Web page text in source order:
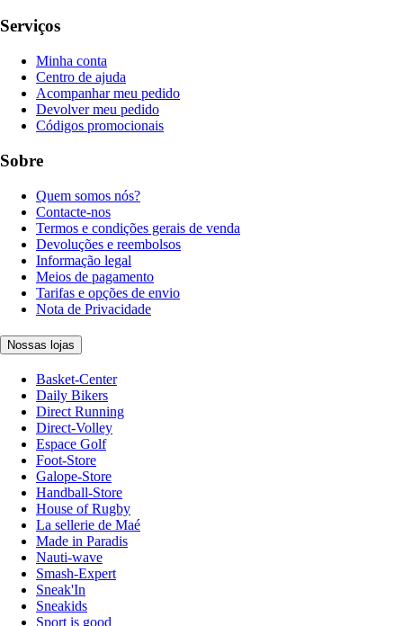
Serviços
Minha conta
Centro de ajuda
Acompanhar meu pedido
Devolver meu pedido
Códigos promocionais
Sobre
Quem somos nós?
Contacte-nos
Termos e condições gerais de venda
Devoluções e reembolsos
Informação legal
Meios de pagamento
Tarifas e opções de envio
Nota de Privacidade
Nossas lojas
Basket-Center
Daily Bikers
Direct Running
Direct-Volley
Espace Golf
Foot-Store
Galope-Store
Handball-Store
House of Rugby
La sellerie de Maé
Made in Paradis
Nauti-wave
Smash-Expert
Sneak'In
Sneakids
Sport is good